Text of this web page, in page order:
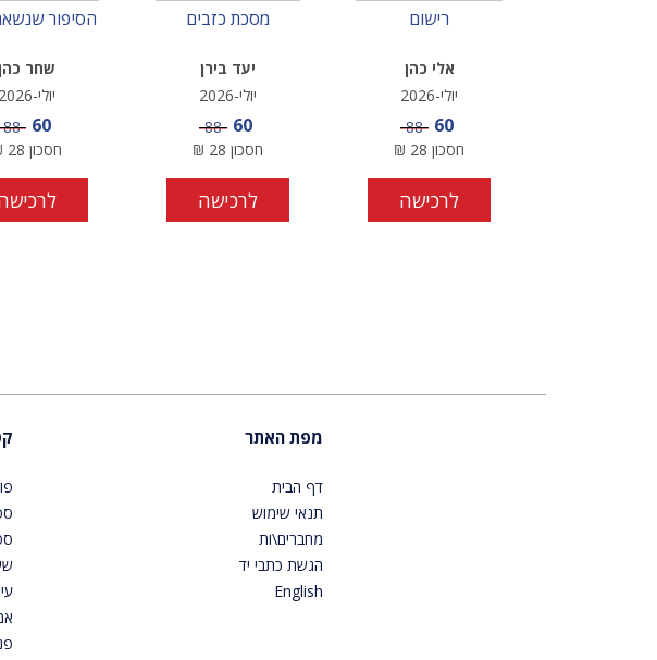
רישום
אלי כהן
יולי-2026
מחיר מבצע
60 מחיר
88
חסכון 28
₪
לרכישה
מסכת כזבים
יעד בירן
יולי-2026
מחיר מבצע
60 מחיר
88
חסכון 28
₪
לרכישה
הסיפור
שחר
יולי-2026
מחיר
60
88
חסכון 28
מפת האתר
דף הבית
תנאי שימוש
מחברים\ות
הגשת כתבי יד
English